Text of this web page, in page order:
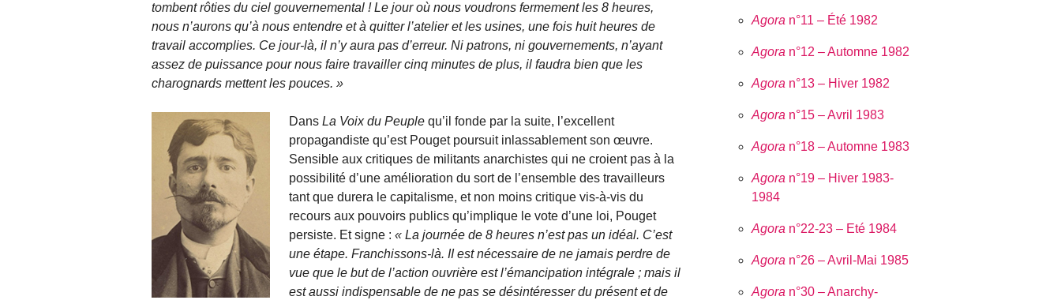
tombent rôties du ciel gouvernemen­tal ! Le jour où nous voudrons fermement les 8 heures,
nous n’aurons qu’à nous entendre et à quitter l’atelier et les usi­nes, une fois huit heures de
travail accomplies. Ce jour-là, il n’y aura pas d’erreur. Ni patrons, ni gouvernements, n’ayant
assez de puissance pour nous faire travailler cinq minutes de plus, il faudra bien que les
charognards mettent les pouces.
Dans La Voix du Peu­ple qu’il fonde par la suite, l’excellent
propagandiste qu’est Pouget poursuit inlas­sablement son œuvre.
Sensi­ble aux critiques de militants anarchistes qui ne croient pas à la
possibilité d’une amélio­ration du sort de l’ensemble des travailleurs
tant que durera le capitalisme, et non moins critique vis-à-vis du
recours aux pouvoirs publics qu’implique le vote d’une loi, Pouget
persiste. Et signe :
La journée de 8 heures n’est pas un idéal. C’est
une étape. Franchissons-là. II est néces­saire de ne jamais perdre de
vue que le but de l’action ouvrière est l’émancipation intégrale ; mais il
est aussi indispensable de ne pas se désintéresser du présent et de
Agora n°11 – Été 1982
Agora n°12 – Automne 1982
Agora n°13 – Hiver 1982
Agora n°15 – Avril 1983
Agora n°18 – Automne 1983
Agora n°19 – Hiver 1983-
1984
Agora n°22-23 – Eté 1984
Agora n°26 – Avril-Mai 1985
Agora n°30 – Anarchy-